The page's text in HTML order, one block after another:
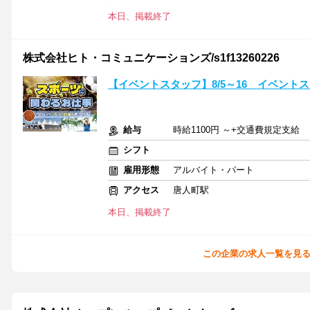
本日、掲載終了
株式会社ヒト・コミュニケーションズ/s1f13260226
【イベントスタッフ】8/5～16 イベント
給与
時給1100円 ～+交通費規定支給
シフト
雇用形態
アルバイト・パート
アクセス
唐人町駅
本日、掲載終了
この企業の求人一覧を見る